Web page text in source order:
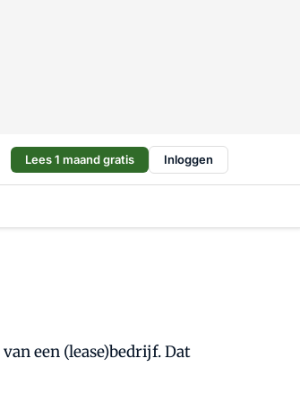
Lees 1 maand gratis Inloggen
een (lease)bedrijf. Dat